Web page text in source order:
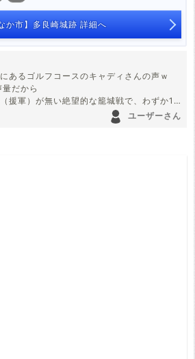
か市】多良崎城跡 詳細へ
あるゴルフコースのキャディさんの声ｗ
量だから
援軍）が無い絶望的な籠城戦で、わずか1
ユーザーさん